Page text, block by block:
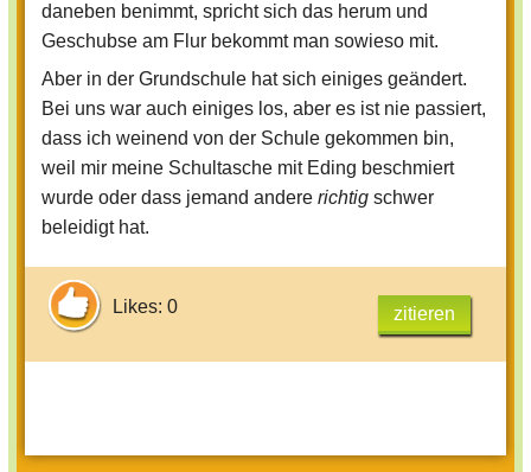
daneben benimmt, spricht sich das herum und
Geschubse am Flur bekommt man sowieso mit.
Aber in der Grundschule hat sich einiges geändert.
Bei uns war auch einiges los, aber es ist nie passiert,
dass ich weinend von der Schule gekommen bin,
weil mir meine Schultasche mit Eding beschmiert
wurde oder dass jemand andere richtig schwer
beleidigt hat.
Likes: 0 zitieren